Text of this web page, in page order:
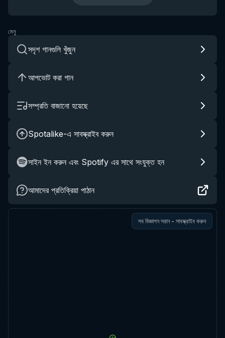
মেনু
সদৃশ গানগুলি খুঁজুন
আপভোট করা গান
সম্প্রতি বাজানো হয়েছে
Spotalike-এ সাবস্ক্রাইব করুন
সাইন ইন করুন এবং Spotify এর সাথে সংযুক্ত হন
আমাদের প্রতিক্রিয়া পাঠান
সব বিজ্ঞাপন সরান - সাবস্ক্রাইব করুন